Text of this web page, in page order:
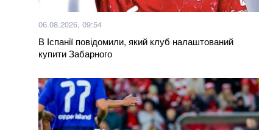
06.08.2026, 09:54
В Іспанії повідомили, який клуб налаштований
купити Забарного